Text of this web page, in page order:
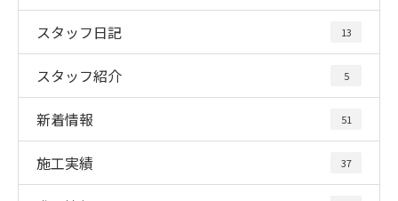
スタッフ日記 13
スタッフ紹介 5
新着情報 51
施工実績 37